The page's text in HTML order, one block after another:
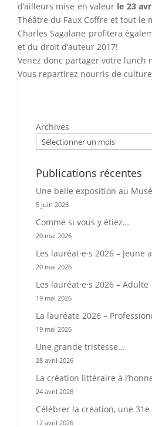
d’ailleurs mise en valeur le 23
Théâtre du Faux Coffre et tout le
Charles Sagalane profitera
et du droit d’auteur 2017!
Venez donc partager votre lunch
Vous repartirez nourris de
Archives
Publications récentes
Une belle exposition au
5 juin 2026
Comme si vous y étiez…
20 mai 2026
Les lauréat·e·s 2026 – Jeune
20 mai 2026
Les lauréat·e·s 2026 – Adulte
19 mai 2026
La lauréate 2026 –
19 mai 2026
Une grande tristesse…
28 avril 2026
La création littéraire à
24 avril 2026
Célébrer la création, une
12 avril 2026